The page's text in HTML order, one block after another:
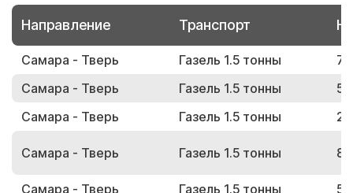
Направление Транспорт
Самара - Тверь Газель 1.5 тонны
Самара - Тверь
Газель 1.5 тонны
Самара - Тверь
Газель 1.5 тонны
Самара - Тверь Газель 1.5 тонны
Самара - Тверь Газель 1.5 тонны